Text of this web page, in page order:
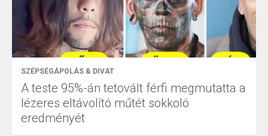
SZÉPSÉGÁPOLÁS & DIVAT
A teste 95%-án tetovált férfi megmutatta a
lézeres eltávolító műtét sokkoló
eredményét